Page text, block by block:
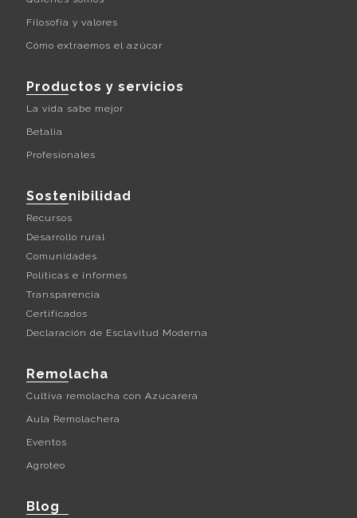
Filosofía y valores
Cómo extraemos el azúcar
Productos y servicios
La vida sabe mejor
Betalia
Profesionales
Sostenibilidad
Recursos
Desarrollo rural
Comunidades
Políticas e informes
Transparencia
Certificados
Declaración de Esclavitud Moderna
Remolacha
Cultiva remolacha con Azucarera
Aula Remolachera
Eventos
Agroteo
Blog